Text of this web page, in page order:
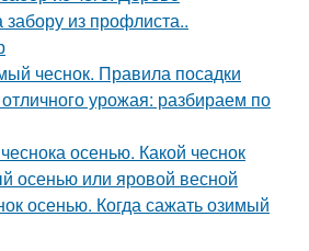
забору из профлиста..
чеснок. Правила посадки
урожая: разбираем по
осенью. Какой чеснок
осенью или яровой весной
осенью. Когда сажать озимый